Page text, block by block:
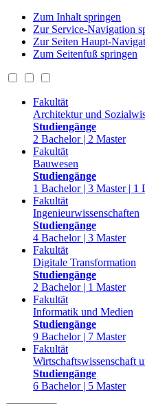
Zum Inhalt springen
Zur Service-Navigation
Zur Seiten Haupt-
Zum Seitenfuß springen
Fakultät
Architektur und
Studiengänge
2 Bachelor | 2 Master
Fakultät
Bauwesen
Studiengänge
1 Bachelor | 3 Master | 1
Fakultät
Ingenieurwissenschaften
Studiengänge
4 Bachelor | 3 Master
Fakultät
Digitale Transformation
Studiengänge
2 Bachelor | 1 Master
Fakultät
Informatik und Medien
Studiengänge
9 Bachelor | 7 Master
Fakultät
Wirtschaftswissenschaft
Studiengänge
6 Bachelor | 5 Master